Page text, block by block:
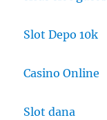
Slot Depo 10k
Casino Online
Slot dana